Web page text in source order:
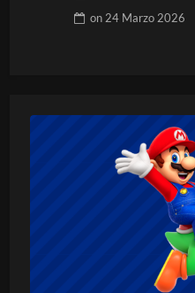
on 24 Marzo 2026